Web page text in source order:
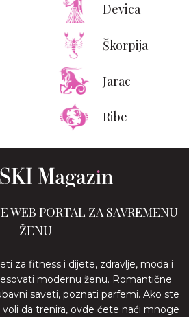
Devica
Škorpija
Jarac
Ribe
WEB PORTAL ZA SAVREMENU
ŽENU
za fitness i dijete, zdravlje, moda i
modernu ženu. Romantične
saveti, poznati parfemi. Ako ste
da trenira, ovde ćete naći mnoge